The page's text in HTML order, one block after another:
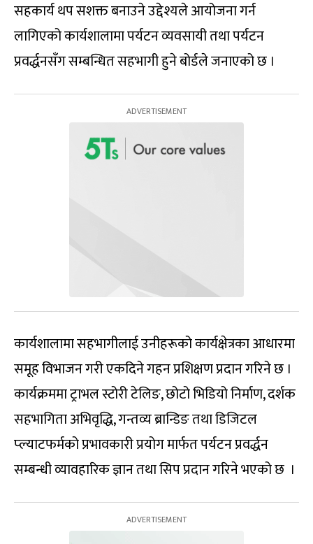
सहकार्य थप सशक्त बनाउने उद्देश्यले आयोजना गर्न
लागिएको कार्यशालामा पर्यटन व्यवसायी तथा पर्यटन
प्रवर्द्धनसँग सम्बन्धित सहभागी हुने बोर्डले जनाएको छ ।
कार्यशालामा सहभागीलाई उनीहरूको कार्यक्षेत्रका आधारमा
समूह विभाजन गरी एकदिने गहन प्रशिक्षण प्रदान गरिने छ ।
कार्यक्रममा ट्राभल स्टोरी टेलिङ, छोटो भिडियो निर्माण, दर्शक
सहभागिता अभिवृद्धि, गन्तव्य ब्रान्डिङ तथा डिजिटल
प्ल्याटफर्मको प्रभावकारी प्रयोग मार्फत पर्यटन प्रवर्द्धन
सम्बन्धी व्यावहारिक ज्ञान तथा सिप प्रदान गरिने भएको छ ।